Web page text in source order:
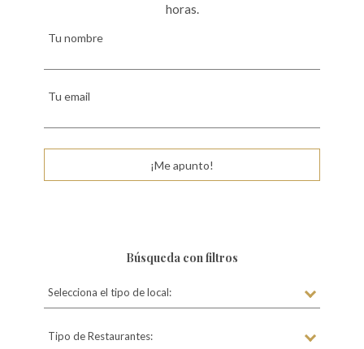
horas.
Tu nombre
Tu email
¡Me apunto!
Búsqueda con filtros
Selecciona el tipo de local:
Tipo de Restaurantes: